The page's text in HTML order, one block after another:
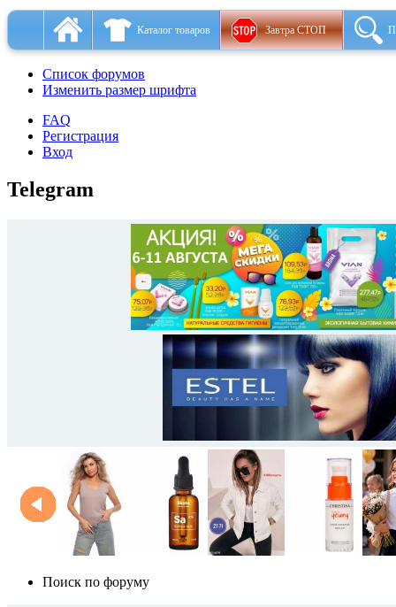
Каталог товаров Завтра СТОП
Список форумов
Изменить размер шрифта
FAQ
Регистрация
Вход
Telegram
Поиск по форуму